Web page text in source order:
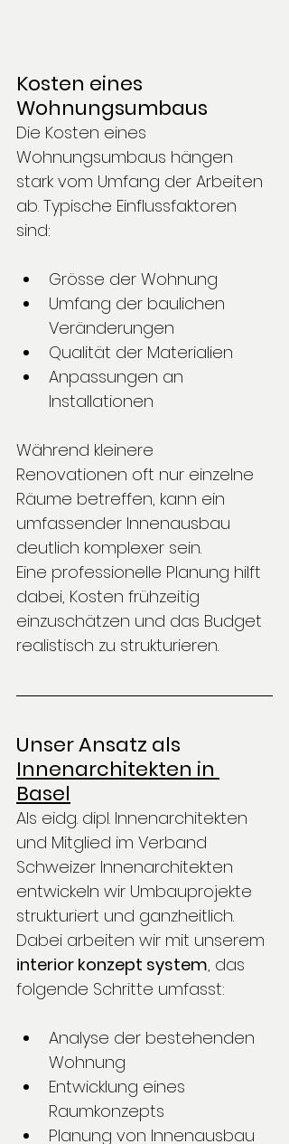
Kosten eines
Wohnungsumbaus
Die Kosten eines
Wohnungsumbaus hängen
stark vom Umfang der Arbeiten
ab. Typische Einflussfaktoren
sind:
Grösse der Wohnung
Umfang der baulichen
Veränderungen
Qualität der Materialien
Anpassungen an
Installationen
Während kleinere
Renovationen oft nur einzelne
Räume betreffen, kann ein
umfassender Innenausbau
deutlich komplexer sein.
Eine professionelle Planung hilft
dabei, Kosten frühzeitig
einzuschätzen und das Budget
realistisch zu strukturieren.
Unser Ansatz als
Innenarchitekten in
Basel
Als eidg. dipl. Innenarchitekten
und Mitglied im Verband
Schweizer Innenarchitekten
entwickeln wir Umbauprojekte
strukturiert und ganzheitlich.
Dabei arbeiten wir mit unserem
interior konzept system, das
folgende Schritte umfasst:
Analyse der bestehenden
Wohnung
Entwicklung eines
Raumkonzepts
Planung von Innenausbau